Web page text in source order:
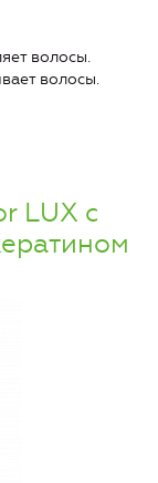
волосы.
волосы.
LUX с